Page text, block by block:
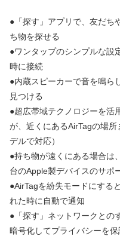
●「探す」アプリで、友だち
ち物を探せる
●ワンタップのシンプルな設
時に接続
●内蔵スピーカーで音を鳴ら
見つける
●超広帯域テクノロジーを活
が、近くにあるAirTagの場
デルで対応）
●持ち物が遠くにある場合は
台のApple製デバイスのサポ
●AirTagを紛失モードにする
れた時に自動で通知
●「探す」ネットワークとの
暗号化してプライバシーを保